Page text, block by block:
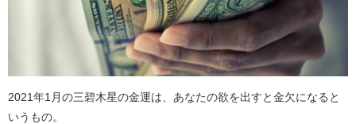
2021年1月の三碧木星の金運は、あなたの欲を出すと金欠になると
いうもの。